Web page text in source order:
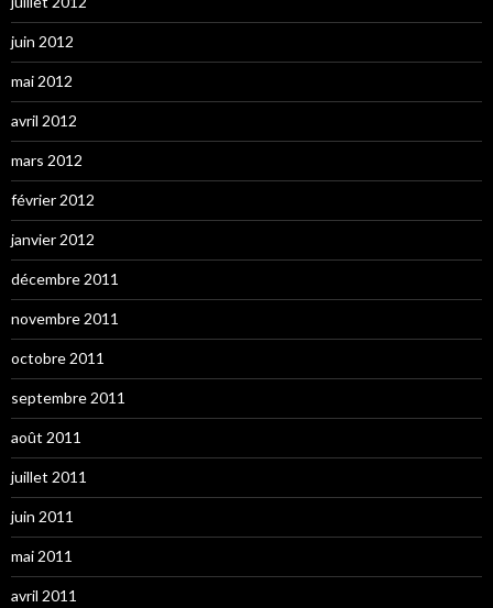
juin 2012
mai 2012
avril 2012
mars 2012
février 2012
janvier 2012
décembre 2011
novembre 2011
octobre 2011
septembre 2011
août 2011
juillet 2011
juin 2011
mai 2011
avril 2011